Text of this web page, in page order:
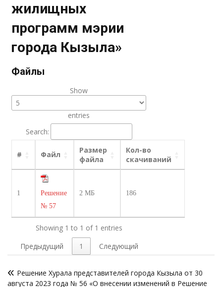
жилищных
программ мэрии
города Кызыла»
Файлы
Show
entries
Search:
# Файл
Размер
файла
Кол-во
скачиваний
1
Решение
№ 57
2 МБ 186
Showing 1 to 1 of 1 entries
Предыдущий
1 Следующий
поРешение Хурала представителей города Кызыла от 30
августа 2023 года № 56 «О внесении изменений в Решение